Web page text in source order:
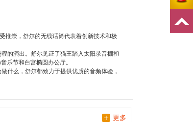
推崇，舒尔的无线话筒代表着创新技术和极
的演出。舒尔见证了猫王踏入太阳录音棚和
乐节和白宫椭圆办公厅。
什么，舒尔都致力于提供优质的音频体验，
更多